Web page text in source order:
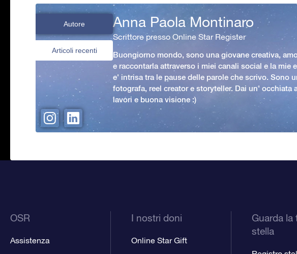
Autore
Articoli recenti
Anna Paola Montinaro
Scrittore presso Online Star Register
Buongiorno mondo, sono una giovane creativa,
e raccontarla attraverso i miei canali social e la mie
e' intrisa tra le pause delle parole che scrivo. Sono
fotografa, reel creator e storyteller. Dai un' occhiata
lavori e buona visione :)
OSR
Assistenza
I nostri doni
Online Star Gift
Guarda la
stella